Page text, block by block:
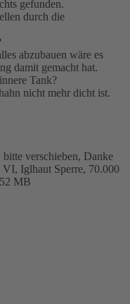
gefunden.
durch die
abzubauen wäre es
damit gemacht hat.
Tank?
nicht mehr dicht ist.
verschieben, Danke
Iglhaut Sperre, 70.000
MB